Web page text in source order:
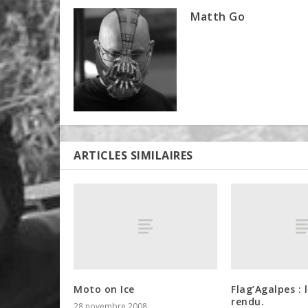
Matth Go
ARTICLES SIMILAIRES
Moto on Ice
Flag’Agalpes
rendu.